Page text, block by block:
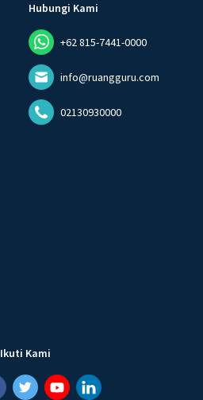
Hubungi Kami
+62 815-7441-0000
info@ruangguru.com
02130930000
Ikuti Kami